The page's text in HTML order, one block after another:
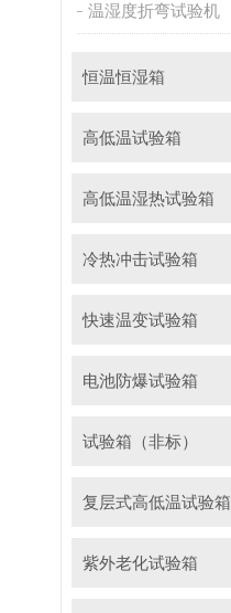
温湿度折弯试验机
恒温恒湿箱
高低温试验箱
高低温湿热试验箱
冷热冲击试验箱
快速温变试验箱
电池防爆试验箱
试验箱（非标）
复层式高低温试验箱
紫外老化试验箱